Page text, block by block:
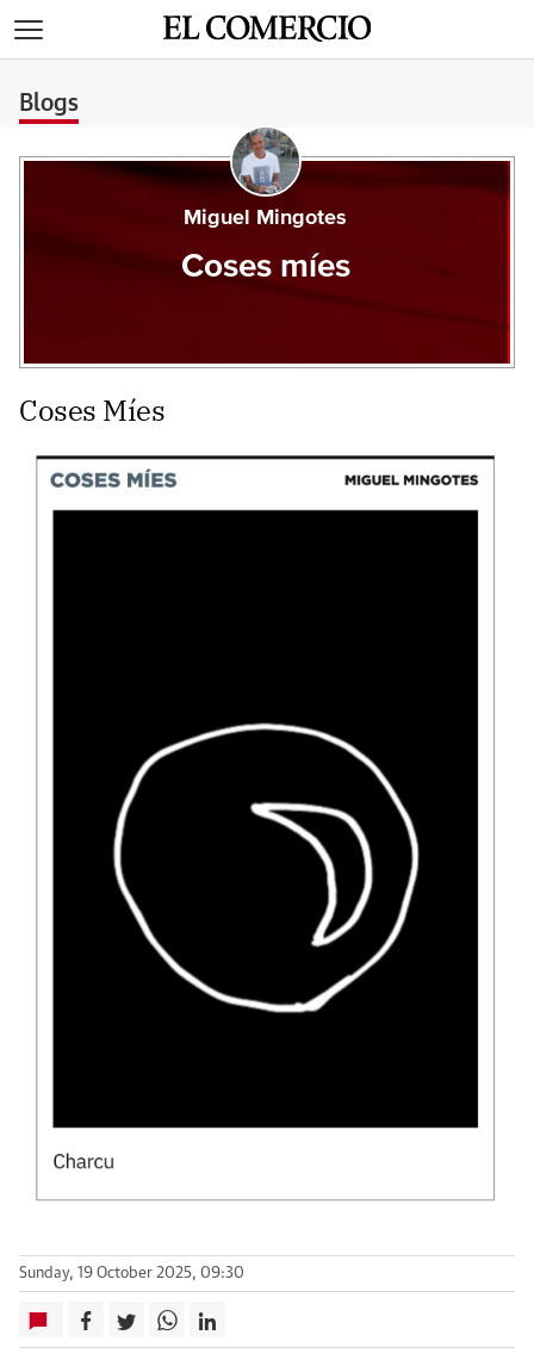
Blogs
Miguel Mingotes
Coses míes
Coses Míes
Sunday, 19 October 2025, 09:30